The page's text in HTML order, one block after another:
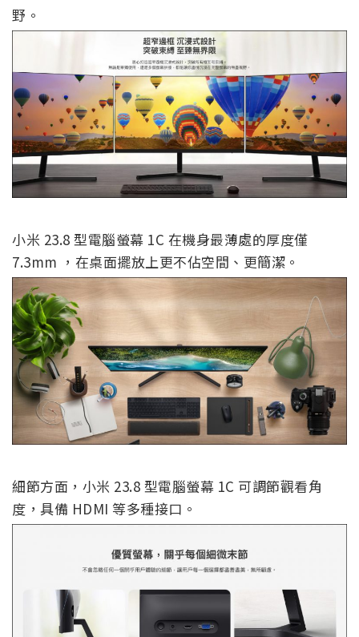
野。
小米 23.8 型電腦螢幕 1C 在機身最薄處的厚度僅
7.3mm ，在桌面擺放上更不佔空間、更簡潔。
細節方面，小米 23.8 型電腦螢幕 1C 可調節觀看角
度，具備 HDMI 等多種接口。